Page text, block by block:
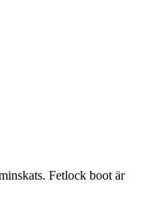
Fetlock boot är